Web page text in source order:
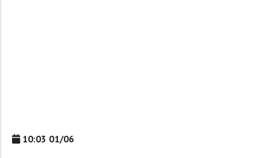
10:03 01/06